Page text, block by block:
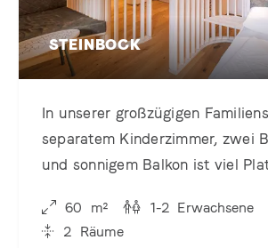
STEINBOCK
In unserer großzügigen
separatem Kinderzimmer, zwei
und sonnigem Balkon ist viel
1-2 Erwachsene
60
m²
2 Räume